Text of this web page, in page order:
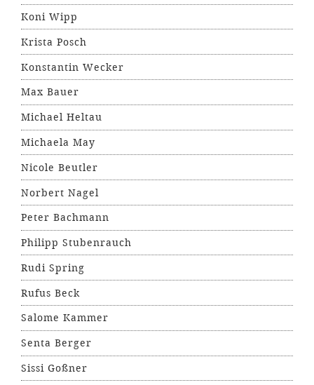
Koni Wipp
Krista Posch
Konstantin Wecker
Max Bauer
Michael Heltau
Michaela May
Nicole Beutler
Norbert Nagel
Peter Bachmann
Philipp Stubenrauch
Rudi Spring
Rufus Beck
Salome Kammer
Senta Berger
Sissi Goßner